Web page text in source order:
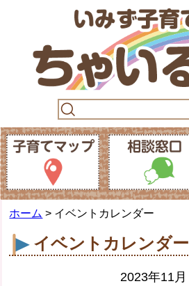
ホーム > イベントカレンダー
イベントカレンダー
2023年11月